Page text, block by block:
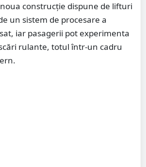
construcție dispune de lifturi
un sistem de procesare a
iar pasagerii pot experimenta
rulante, totul într-un cadru